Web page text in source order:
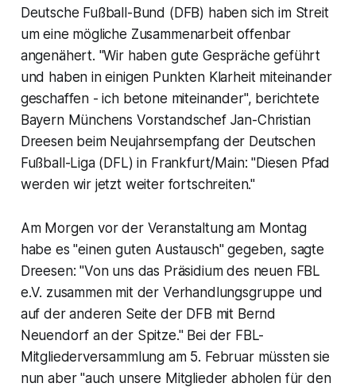
Deutsche Fußball-Bund (DFB) haben sich im Streit
um eine mögliche Zusammenarbeit offenbar
angenähert. "Wir haben gute Gespräche geführt
und haben in einigen Punkten Klarheit miteinander
geschaffen - ich betone miteinander", berichtete
Bayern Münchens Vorstandschef Jan-Christian
Dreesen beim Neujahrsempfang der Deutschen
Fußball-Liga (DFL) in Frankfurt/Main: "Diesen Pfad
werden wir jetzt weiter fortschreiten."
Am Morgen vor der Veranstaltung am Montag
habe es "einen guten Austausch" gegeben, sagte
Dreesen: "Von uns das Präsidium des neuen FBL
e.V. zusammen mit der Verhandlungsgruppe und
auf der anderen Seite der DFB mit Bernd
Neuendorf an der Spitze." Bei der FBL-
Mitgliederversammlung am 5. Februar müssten sie
nun aber "auch unsere Mitglieder abholen für den